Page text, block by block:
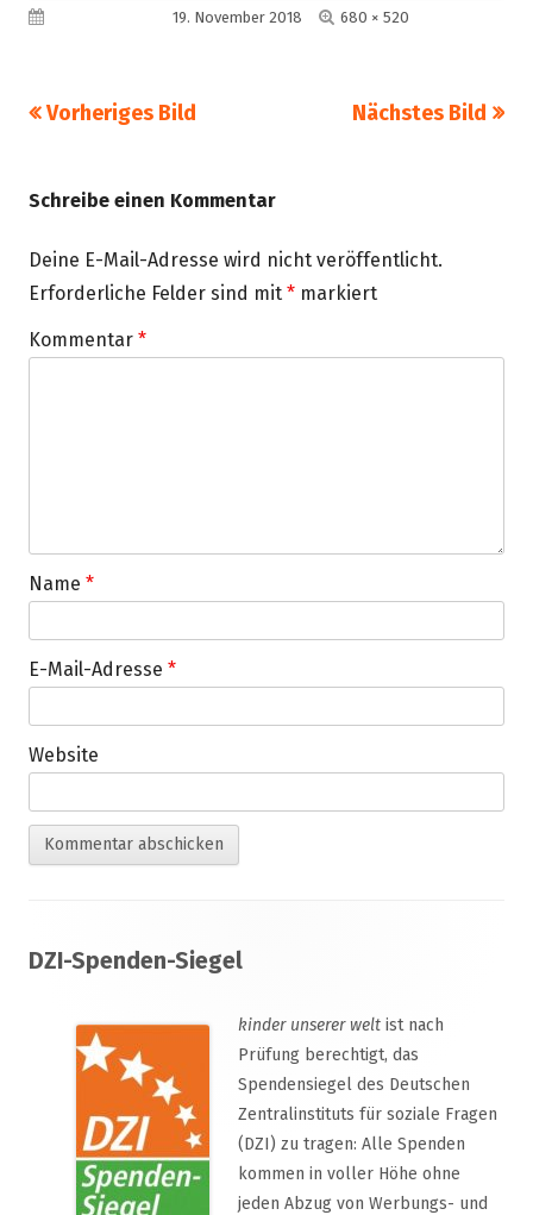
Veröffentlicht am19. November 2018 Volle
680 × 520
Vorheriges Bild Nächstes Bild
Schreibe einen Kommentar
Deine E-Mail-Adresse wird nicht veröffentlicht.
Erforderliche Felder sind mit * markiert
Kommentar *
Name *
E-Mail-Adresse *
Website
Inhalt
DZI-Spenden-Siegel
kinder unserer welt ist nach
Prüfung berechtigt, das
Spendensiegel des Deutschen
Zentralinstituts für soziale Fragen
(DZI) zu tragen: Alle Spenden
kommen in voller Höhe ohne
jeden Abzug von Werbungs- und